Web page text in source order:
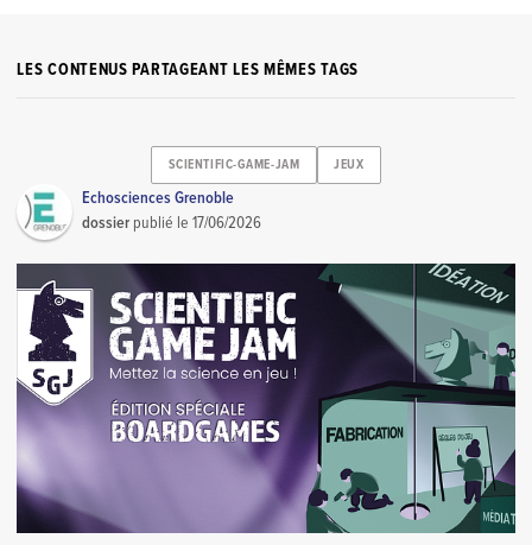
LES CONTENUS PARTAGEANT LES MÊMES TAGS
SCIENTIFIC-GAME-JAM JEUX
Echosciences Grenoble
dossier publié le17/06/2026